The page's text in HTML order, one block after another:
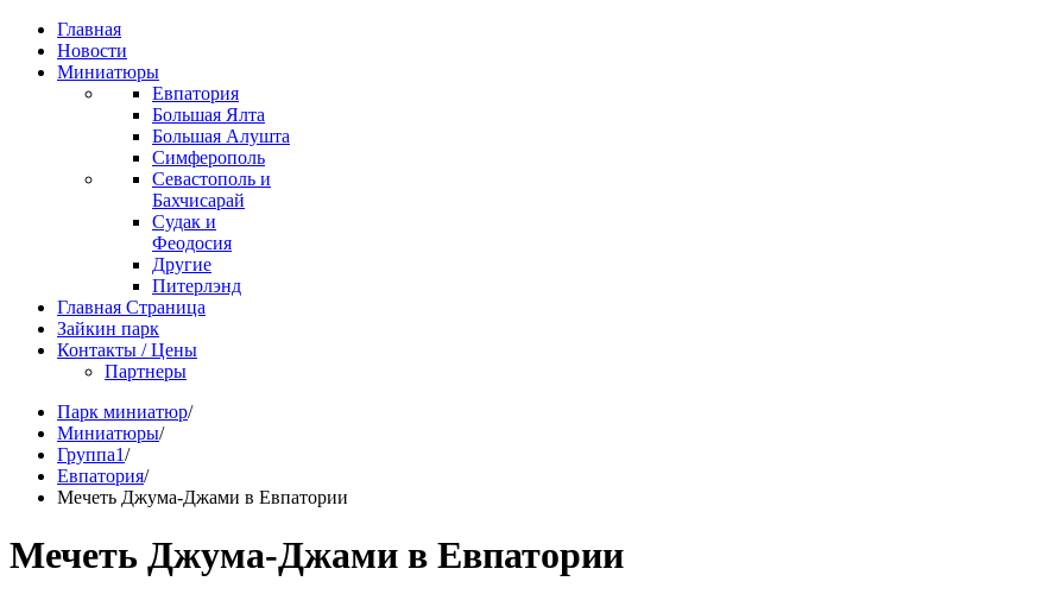
Главная
Новости
Миниатюры
Евпатория
Большая Ялта
Большая Алушта
Симферополь
Севастополь и
Бахчисарай
Судак и
Феодосия
Другие
Питерлэнд
Главная Страница
Зайкин парк
Контакты / Цены
Партнеры
Парк миниатюр/
Миниатюры/
Группа1/
Евпатория/
Мечеть Джума-Джами в Евпатории
Мечеть Джума-Джами в Евпатории